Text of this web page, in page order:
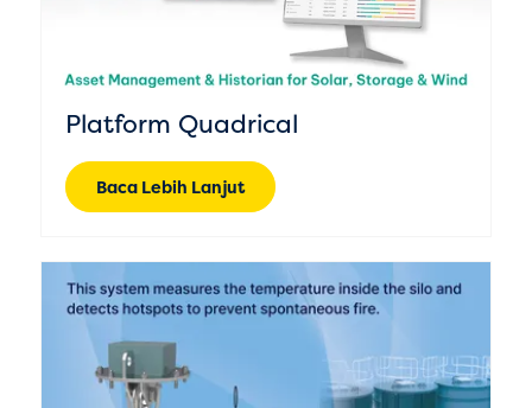
Platform Quadrical
Baca Lebih Lanjut